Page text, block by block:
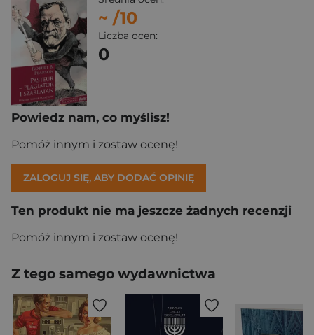
~ /10
Liczba ocen:
0
Powiedz nam, co myślisz!
Pomóż innym i zostaw ocenę!
ZALOGUJ SIĘ, ABY DODAĆ OPINIĘ
Ten produkt nie ma jeszcze żadnych recenzji
Pomóż innym i zostaw ocenę!
Z tego samego wydawnictwa